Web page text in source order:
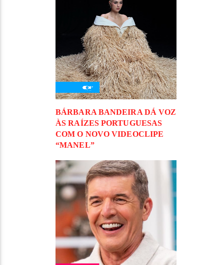
BÁRBARA BANDEIRA DÁ VOZ
ÀS RAÍZES PORTUGUESAS
COM O NOVO VIDEOCLIPE
“MANEL”